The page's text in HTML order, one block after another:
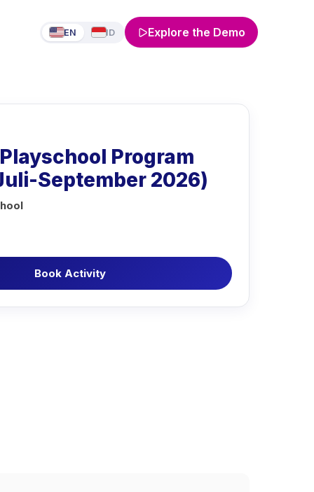
EN ID Explore the Demo
Program
September 2026)
Book Activity